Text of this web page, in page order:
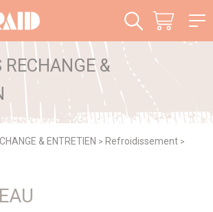
&
& ENTRETIEN > Refroidissement >
des cookies